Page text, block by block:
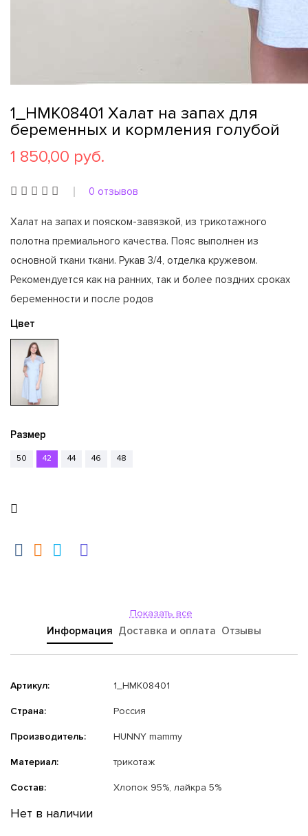
1_НМК08401 Халат на запах для
беременных и кормления голубой
1 850,00 руб.
0 отзывов
Халат на запах и пояском-завязкой, из трикотажного
полотна премиального качества. Пояс выполнен из
основной ткани ткани. Рукав 3/4, отделка кружевом.
Рекомендуется как на ранних, так и более поздних сроках
беременности и после родов
Цвет
Размер
50 42 44 46 48
Показать все
Информация Доставка и оплата Отзывы
Артикул: 1_НМК08401
Страна: Россия
Производитель: HUNNY mammy
Материал: трикотаж
Состав: Хлопок 95%, лайкра 5%
Нет в наличии